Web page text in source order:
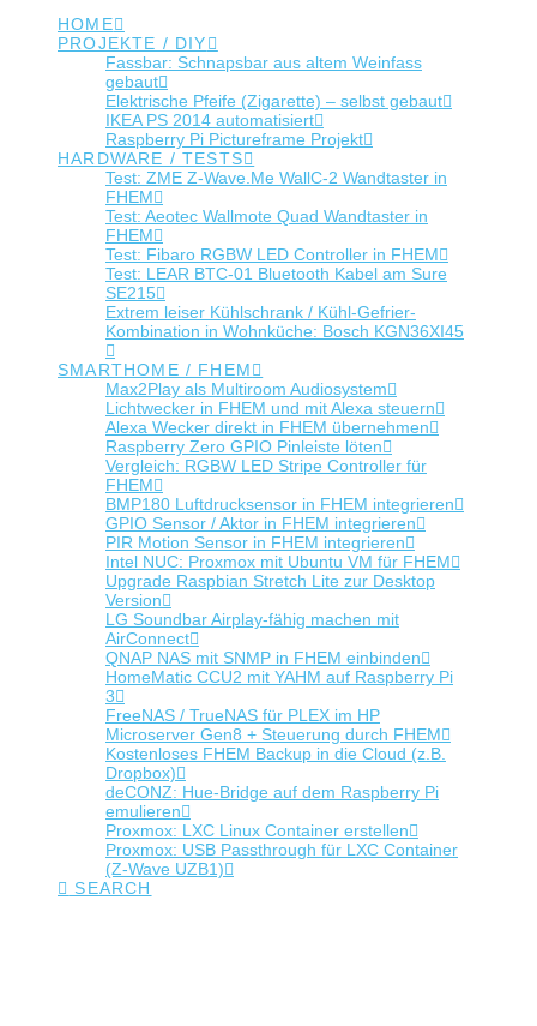
HOME
PROJEKTE / DIY
Fassbar: Schnapsbar aus altem Weinfass
gebaut
Elektrische Pfeife (Zigarette) – selbst gebaut
IKEA PS 2014 automatisiert
Raspberry Pi Pictureframe Projekt
HARDWARE / TESTS
Test: ZME Z-Wave.Me WallC-2 Wandtaster in
FHEM
Test: Aeotec Wallmote Quad Wandtaster in
FHEM
Test: Fibaro RGBW LED Controller in FHEM
Test: LEAR BTC-01 Bluetooth Kabel am Sure
SE215
Extrem leiser Kühlschrank / Kühl-Gefrier-
Kombination in Wohnküche: Bosch KGN36XI45
SMARTHOME / FHEM
Max2Play als Multiroom Audiosystem
Lichtwecker in FHEM und mit Alexa steuern
Alexa Wecker direkt in FHEM übernehmen
Raspberry Zero GPIO Pinleiste löten
Vergleich: RGBW LED Stripe Controller für
FHEM
BMP180 Luftdrucksensor in FHEM integrieren
GPIO Sensor / Aktor in FHEM integrieren
PIR Motion Sensor in FHEM integrieren
Intel NUC: Proxmox mit Ubuntu VM für FHEM
Upgrade Raspbian Stretch Lite zur Desktop
Version
LG Soundbar Airplay-fähig machen mit
AirConnect
QNAP NAS mit SNMP in FHEM einbinden
HomeMatic CCU2 mit YAHM auf Raspberry Pi
3
FreeNAS / TrueNAS für PLEX im HP
Microserver Gen8 + Steuerung durch FHEM
Kostenloses FHEM Backup in die Cloud (z.B.
Dropbox)
deCONZ: Hue-Bridge auf dem Raspberry Pi
emulieren
Proxmox: LXC Linux Container erstellen
Proxmox: USB Passthrough für LXC Container
(Z-Wave UZB1)
SEARCH